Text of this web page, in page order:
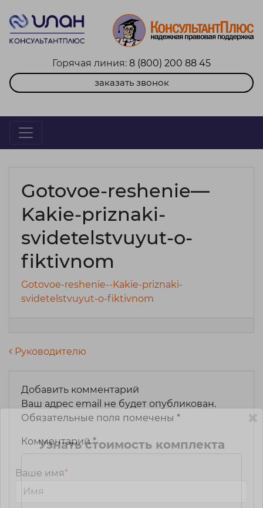
Горячая линия: 8 (800) 200 88 45
заказать звонок
Gotovoe-reshenie—
Kakie-priznaki-
svidetelstvuyut-o-
fiktivnom
Gotovoe-reshenie--Kakie-priznaki-
svidetelstvuyut-o-fiktivnom
Навигация по записям
Руководителю
Добавить комментарий
Ваш адрес email не будет опубликован.
Обязательные поля помечены *
Комментарий*
Узнать стоимость комплекта
Ваше имя*